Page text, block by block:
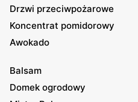
Drzwi przeciwpożarowe
Koncentrat pomidorowy
Awokado
Balsam
Domek ogrodowy